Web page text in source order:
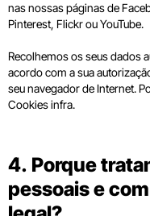
nas nossas páginas de
Pinterest, Flickr ou YouTube.
Recolhemos os seus dados
acordo com a sua
seu navegador de Internet.
Cookies infra.
4. Porque
pessoais e